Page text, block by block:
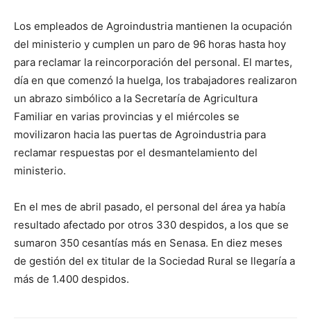
Los empleados de Agroindustria mantienen la ocupación
del ministerio y cumplen un paro de 96 horas hasta hoy
para reclamar la reincorporación del personal. El martes,
día en que comenzó la huelga, los trabajadores realizaron
un abrazo simbólico a la Secretaría de Agricultura
Familiar en varias provincias y el miércoles se
movilizaron hacia las puertas de Agroindustria para
reclamar respuestas por el desmantelamiento del
ministerio.
En el mes de abril pasado, el personal del área ya había
resultado afectado por otros 330 despidos, a los que se
sumaron 350 cesantías más en Senasa. En diez meses
de gestión del ex titular de la Sociedad Rural se llegaría a
más de 1.400 despidos.